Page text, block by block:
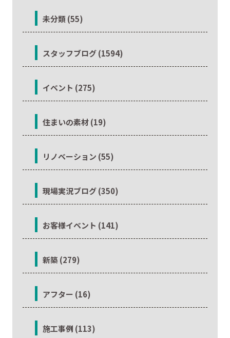
未分類 (55)
スタッフブログ (1594)
イベント (275)
住まいの素材 (19)
リノベーション (55)
現場実況ブログ (350)
お客様イベント (141)
新築 (279)
アフター (16)
施工事例 (113)